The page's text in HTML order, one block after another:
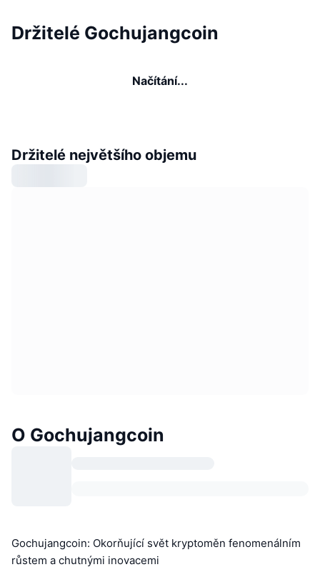
Držitelé Gochujangcoin
Načítání...
Držitelé největšího objemu
O Gochujangcoin
Gochujangcoin: Okorňující svět kryptoměn fenomenálním
růstem a chutnými inovacemi